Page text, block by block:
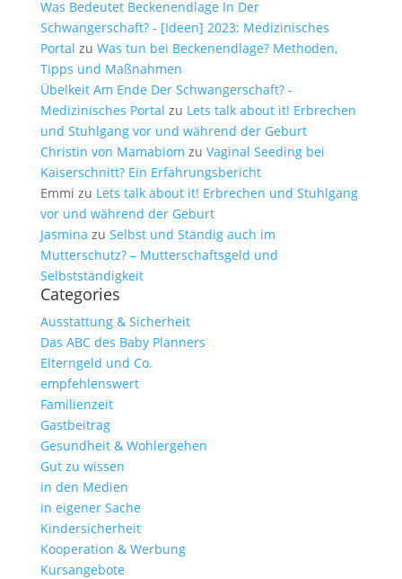
Was Bedeutet Beckenendlage In Der
Schwangerschaft? - [Ideen] 2023: Medizinisches
Portal zu Was tun bei Beckenendlage? Methoden,
Tipps und Maßnahmen
Übelkeit Am Ende Der Schwangerschaft? -
Medizinisches Portal zu Lets talk about it! Erbrechen
und Stuhlgang vor und während der Geburt
Christin von Mamabiom zu Vaginal Seeding bei
Kaiserschnitt? Ein Erfahrungsbericht
Emmi zu Lets talk about it! Erbrechen und Stuhlgang
vor und während der Geburt
Jasmina zu Selbst und Ständig auch im
Mutterschutz? – Mutterschaftsgeld und
Selbstständigkeit
Categories
Ausstattung & Sicherheit
Das ABC des Baby Planners
Elterngeld und Co.
empfehlenswert
Familienzeit
Gastbeitrag
Gesundheit & Wohlergehen
Gut zu wissen
in den Medien
in eigener Sache
Kindersicherheit
Kooperation & Werbung
Kursangebote